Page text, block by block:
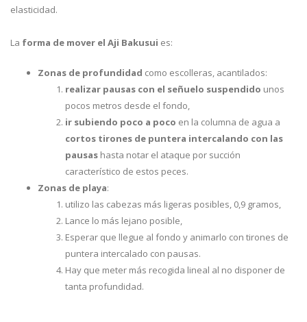
elasticidad.
La forma de mover el Aji Bakusui es:
Zonas de profundidad como escolleras, acantilados:
realizar pausas con el señuelo suspendido unos
pocos metros desde el fondo,
ir subiendo poco a poco en la columna de agua a
cortos tirones de puntera intercalando con las
pausas hasta notar el ataque por succión
característico de estos peces.
Zonas de playa:
utilizo las cabezas más ligeras posibles, 0,9 gramos,
Lance lo más lejano posible,
Esperar que llegue al fondo y animarlo con tirones de
puntera intercalado con pausas.
Hay que meter más recogida lineal al no disponer de
tanta profundidad.